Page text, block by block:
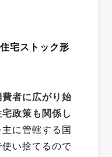
宅ストック形
者に広がり始
政策も関係し
に管轄する国
い捨てるので